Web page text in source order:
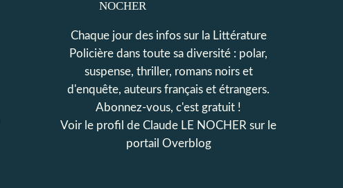
Chaque jour des infos sur la Littérature
Policière dans toute sa diversité : polar,
suspense, thriller, romans noirs et
d'enquête, auteurs français et étrangers.
Abonnez-vous, c'est gratuit !
Voir le profil de Claude LE NOCHER sur le
portail Overblog